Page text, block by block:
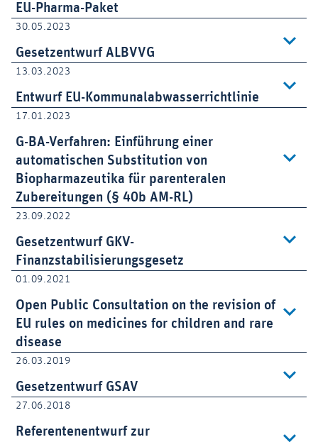
EU-Pharma-Paket
30.05.2023
Gesetzentwurf ALBVVG
13.03.2023
Entwurf EU-Kommunalabwasserrichtlinie
17.01.2023
G-BA-Verfahren: Einführung einer
automatischen Substitution von
Biopharmazeutika für parenteralen
Zubereitungen (§ 40b AM-RL)
23.09.2022
Gesetzentwurf GKV-
Finanzstabilisierungsgesetz
01.09.2021
Open Public Consultation on the revision of
EU rules on medicines for children and rare
disease
26.03.2019
Gesetzentwurf GSAV
27.06.2018
Referentenentwurf zur